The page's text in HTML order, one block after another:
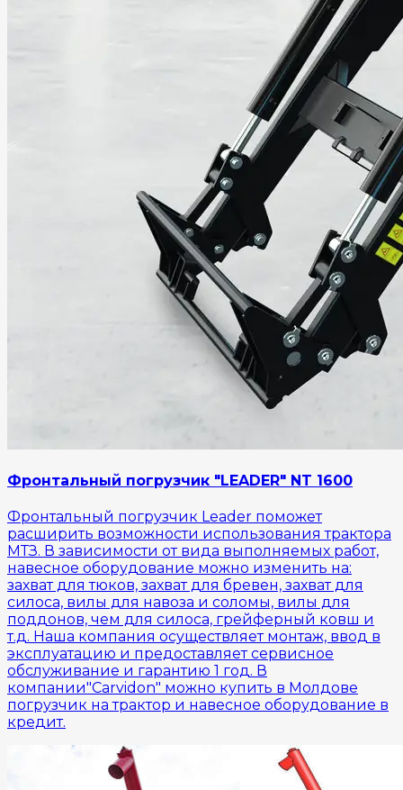
Фронтальный погрузчик "LEADER" NT 1600
Фронтальный погрузчик Leader поможет
расширить возможности использования трактора
МТЗ. В зависимости от вида выполняемых работ,
навесное оборудование можно изменить на:
захват для тюков, захват для бревен, захват для
силоса, вилы для навоза и соломы, вилы для
поддонов, чем для силоса, грейферный ковш и
т.д. Наша компания осуществляет монтаж, ввод в
эксплуатацию и предоставляет сервисное
обслуживание и гарантию 1 год. В
компании"Carvidon" можно купить в Молдове
погрузчик на трактор и навесное оборудование в
кредит.